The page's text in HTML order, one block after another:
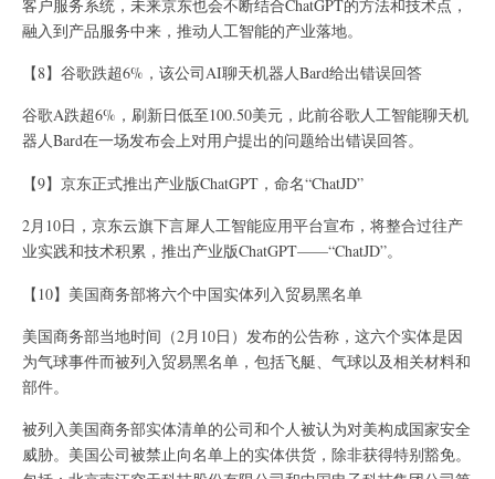
客户服务系统，未来京东也会不断结合ChatGPT的方法和技术点，
融入到产品服务中来，推动人工智能的产业落地。
【8】谷歌跌超6%，该公司AI聊天机器人Bard给出错误回答
谷歌A跌超6%，刷新日低至100.50美元，此前谷歌人工智能聊天机
器人Bard在一场发布会上对用户提出的问题给出错误回答。
【9】京东正式推出产业版ChatGPT，命名“ChatJD”
2月10日，京东云旗下言犀人工智能应用平台宣布，将整合过往产
业实践和技术积累，推出产业版ChatGPT——“ChatJD”。
【10】美国商务部将六个中国实体列入贸易黑名单
美国商务部当地时间（2月10日）发布的公告称，这六个实体是因
为气球事件而被列入贸易黑名单，包括飞艇、气球以及相关材料和
部件。
被列入美国商务部实体清单的公司和个人被认为对美构成国家安全
威胁。美国公司被禁止向名单上的实体供货，除非获得特别豁免。